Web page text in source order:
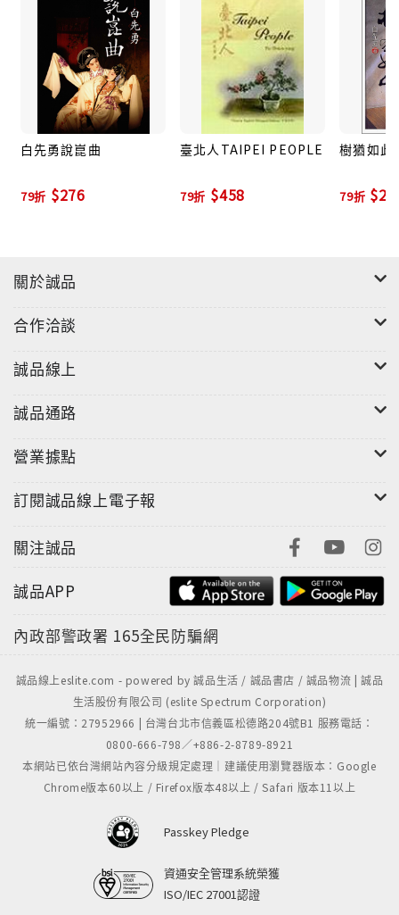
往需要「惺惺惜惺惺」的風流人物。當今之世，白先勇
不正是這種才子？他性好《紅樓夢》，熟讀大半生，尤
其跨越兩百多年時空，以小說家與小說家心靈相印，豈
非最適當的解人？
白先勇的細說，除了體大思精的掌握全書真意，更
妙涵義。白先勇「要把金針度與人」，絕不止淺層的講
將畢生對《紅樓夢》的鑽研體會，傾囊相授。
夢》的欣賞與理解，指出一條康莊大道，更帶給讀者對
▋裝幀特色 ▋
本書由書法藝術家董陽孜題字，將「細說紅樓夢」
精緻書盒上有董陽孜燙黑字帖，古典大器，《白先勇細
白先勇說崑曲
79折 $276
臺北人TAIPEI PEOPLE
79折 $458
樹猶如此
79折
關於誠品
合作洽談
誠品線上
誠品通路
營業據點
訂閱誠品線上電子報
關注誠品
誠品APP
內政部警政署 165全民防騙網
誠品線上eslite.com - powered by 誠品生活 / 誠品書店 / 誠品物流 | 誠品
生活股份有限公司 (eslite Spectrum Corporation)
統一編號：27952966 | 台灣台北市信義區松德路204號B1 服務電話：
0800-666-798／+886-2-8789-8921
本網站已依台灣網站內容分級規定處理｜建議使用瀏覽器版本：Google
Chrome版本60以上 / Firefox版本48以上 / Safari 版本11以上
Passkey Pledge
資通安全管理系統榮獲
ISO/IEC 27001認證